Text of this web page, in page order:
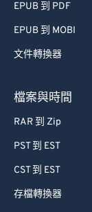
EPUB 到 PDF
EPUB 到 MOBI
文件轉換器
檔案與時間
RAR 到 Zip
PST 到 EST
CST 到 EST
存檔轉換器